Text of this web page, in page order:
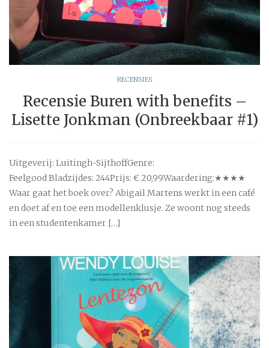
RECENSIES
Recensie Buren with benefits –
Lisette Jonkman (Onbreekbaar #1)
Uitgeverij: Luitingh-SijthoffGenre:
Feelgood Bladzijdes: 244Prijs: € 20,99Waardering:★★★★
Waar gaat het boek over? Abigail Martens werkt in een café
en doet af en toe een modellenklusje. Ze woont nog steeds
in een studentenkamer […]